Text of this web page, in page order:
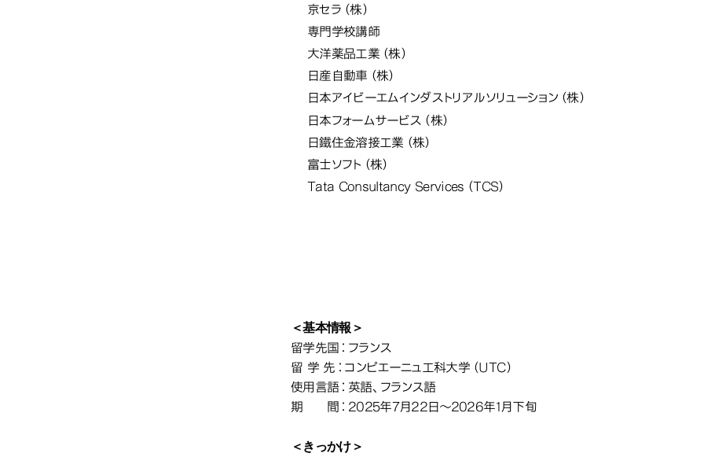
京セラ（株）
専門学校講師
大洋薬品工業（株）
日産自動車（株）
日本アイビーエムインダストリアルソリューション（株）
日本フォームサービス（株）
日鐵住金溶接工業（株）
富士ソフト（株）
Tata Consultancy Services（TCS）
社会システム科学部 プロジェクトマネジメン
＜基本情報＞
留学先国：フランス
留 学 先：コンピエーニュ工科大学（UTC）
使用言語：英語、フランス語
期 間：2025年7月22日～2026年1月下旬
＜きっかけ＞